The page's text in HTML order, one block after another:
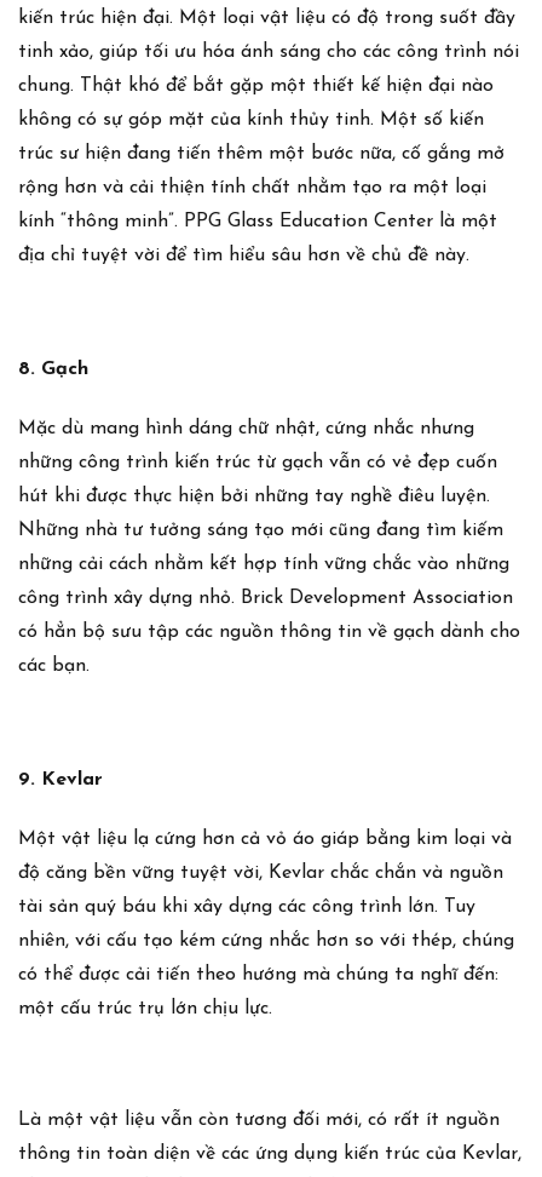
kiến trúc hiện đại. Một loại vật liệu có độ trong suốt đầy
tinh xảo, giúp tối ưu hóa ánh sáng cho các công trình nói
chung. Thật khó để bắt gặp một thiết kế hiện đại nào
không có sự góp mặt của kính thủy tinh. Một số kiến
trúc sư hiện đang tiến thêm một bước nữa, cố gắng mở
rộng hơn và cải thiện tính chất nhằm tạo ra một loại
kính “thông minh”. PPG Glass Education Center là một
địa chỉ tuyệt vời để tìm hiểu sâu hơn về chủ đề này.
8. Gạch
Mặc dù mang hình dáng chữ nhật, cứng nhắc nhưng
những công trình kiến trúc từ gạch vẫn có vẻ đẹp cuốn
hút khi được thực hiện bởi những tay nghề điêu luyện.
Những nhà tư tưởng sáng tạo mới cũng đang tìm kiếm
những cải cách nhằm kết hợp tính vững chắc vào những
công trình xây dựng nhỏ. Brick Development Association
có hẳn bộ sưu tập các nguồn thông tin về gạch dành cho
các bạn.
9. Kevlar
Một vật liệu lạ cứng hơn cả vỏ áo giáp bằng kim loại và
độ căng bền vững tuyệt vời, Kevlar chắc chắn và nguồn
tài sản quý báu khi xây dựng các công trình lớn. Tuy
nhiên, với cấu tạo kém cứng nhắc hơn so với thép, chúng
có thể được cải tiến theo hướng mà chúng ta nghĩ đến:
một cấu trúc trụ lớn chịu lực.
Là một vật liệu vẫn còn tương đối mới, có rất ít nguồn
thông tin toàn diện về các ứng dụng kiến ​​trúc của Kevlar,